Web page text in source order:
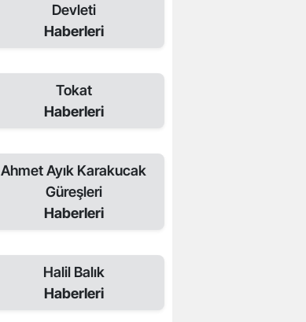
Devleti
Haberleri
Tokat
Haberleri
Ahmet Ayık Karakucak
Güreşleri
Haberleri
Halil Balık
Haberleri